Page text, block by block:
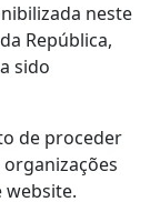
neste
República,
sido
de proceder
website.